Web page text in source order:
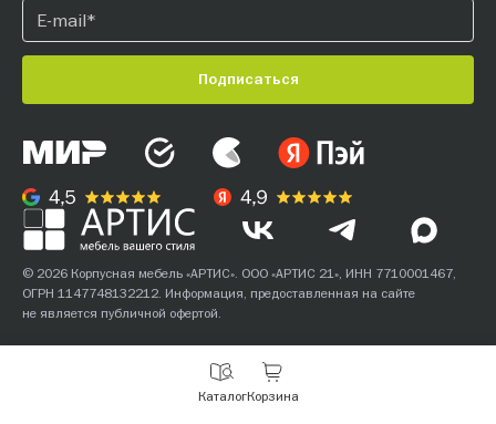
КаталогКорзина
Подписаться
© 2026 Корпусная мебель «АРТИС». ООО «АРТИС 21», ИНН 7710001467,
ОГРН 1147748132212. Информация, предоставленная на сайте
не является публичной офертой.